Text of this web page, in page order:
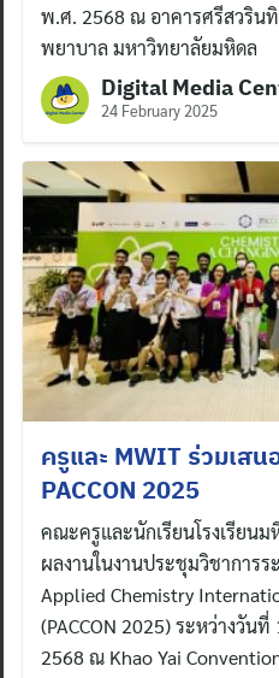
พ.ศ. 2568 ณ อาคารศรีสวริน
พยาบาล มหาวิทยาลัยมหิดล
Digital Media
24 February 2025
ครูและ MWIT ร่วมเสน
PACCON 2025
คณะครูและนักเรียนโรงเรียน
ผลงานในงานประชุมวิชาการ
Applied Chemistry
(PACCON 2025) ระหว่างวั
2568 ณ Khao Yai